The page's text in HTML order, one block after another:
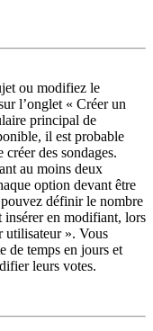
ou modifiez le
l’onglet « Créer un
principal de
il est probable
créer des sondages.
au moins deux
option devant être
définir le nombre
insérer en modifiant, lors
utilisateur ». Vous
de temps en jours et
leurs votes.